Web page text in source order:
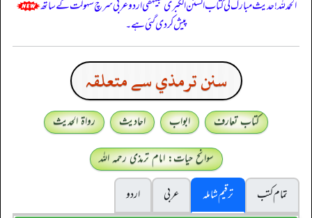
الحمدللہ! حدیث مبارک کی کتاب السنن الكبرى للبيهقي اردو عربی سرچ سہولت کے ساتھ
پیش کر دی گئی ہے۔
سنن ترمذي سے متعلقہ
کتاب تعارف ابواب احادیث
رواۃ الحدیث
سوانح حیات: امام ترمذی رحمہ اللہ
تمام کتب
ترقیم شاملہ عربی
اردو